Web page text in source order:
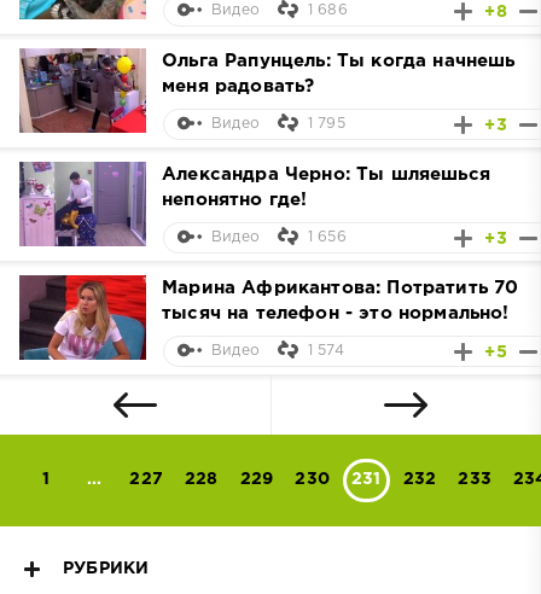
+8
Видео 1 686
Ольга Рапунцель: Ты когда начнешь
меня радовать?
+3
Видео 1 795
Александра Черно: Ты шляешься
непонятно где!
+3
Видео 1 656
Марина Африкантова: Потратить 70
тысяч на телефон - это нормально!
+5
Видео 1 574
1 ... 227 228 229 230 231 232 233
РУБРИКИ